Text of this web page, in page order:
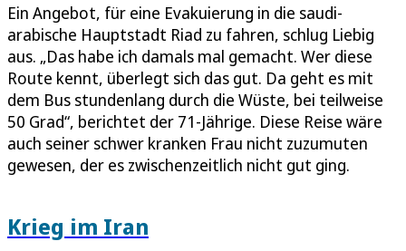
Ein Angebot, für eine Evakuierung in die saudi-
arabische Hauptstadt Riad zu fahren, schlug Liebig
aus. „Das habe ich damals mal gemacht. Wer diese
Route kennt, überlegt sich das gut. Da geht es mit
dem Bus stundenlang durch die Wüste, bei teilweise
50 Grad“, berichtet der 71-Jährige. Diese Reise wäre
auch seiner schwer kranken Frau nicht zuzumuten
gewesen, der es zwischenzeitlich nicht gut ging.
Krieg im Iran